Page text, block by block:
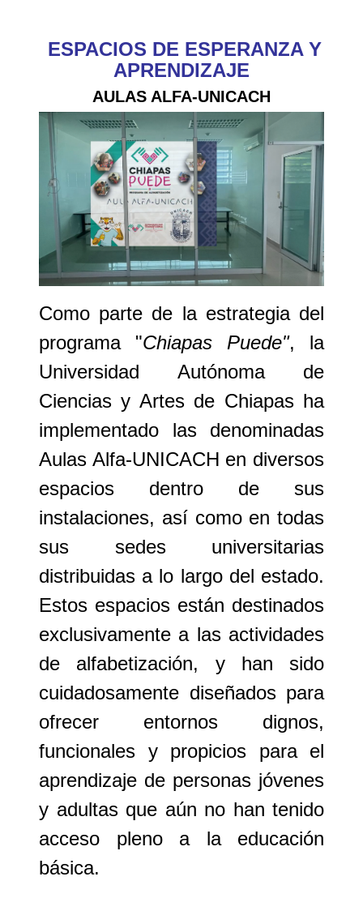
ESPACIOS DE ESPERANZA Y
APRENDIZAJE
AULAS ALFA-UNICACH
Como parte de la estrategia del
programa "Chiapas Puede", la
Universidad Autónoma de
Ciencias y Artes de Chiapas ha
implementado las denominadas
Aulas Alfa-UNICACH en diversos
espacios dentro de sus
instalaciones, así como en todas
sus sedes universitarias
distribuidas a lo largo del estado.
Estos espacios están destinados
exclusivamente a las actividades
de alfabetización, y han sido
cuidadosamente diseñados para
ofrecer entornos dignos,
funcionales y propicios para el
aprendizaje de personas jóvenes
y adultas que aún no han tenido
acceso pleno a la educación
básica.